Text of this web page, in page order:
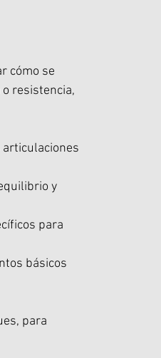
cómo se
resistencia,
articulaciones
y
para
básicos
para